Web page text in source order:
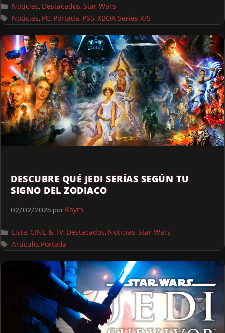
Noticias, Destacados,Star Wars
Noticias, PC, Portada, PS5,XBOX Series X/S
DESCUBRE QUÉ JEDI SERÍAS SEGÚN TU
SIGNO DEL ZODIACO
02/02/2025 por Kaym
Lista, CINE & TV, Destacados, Noticias,Star Wars
Artículo, Portada